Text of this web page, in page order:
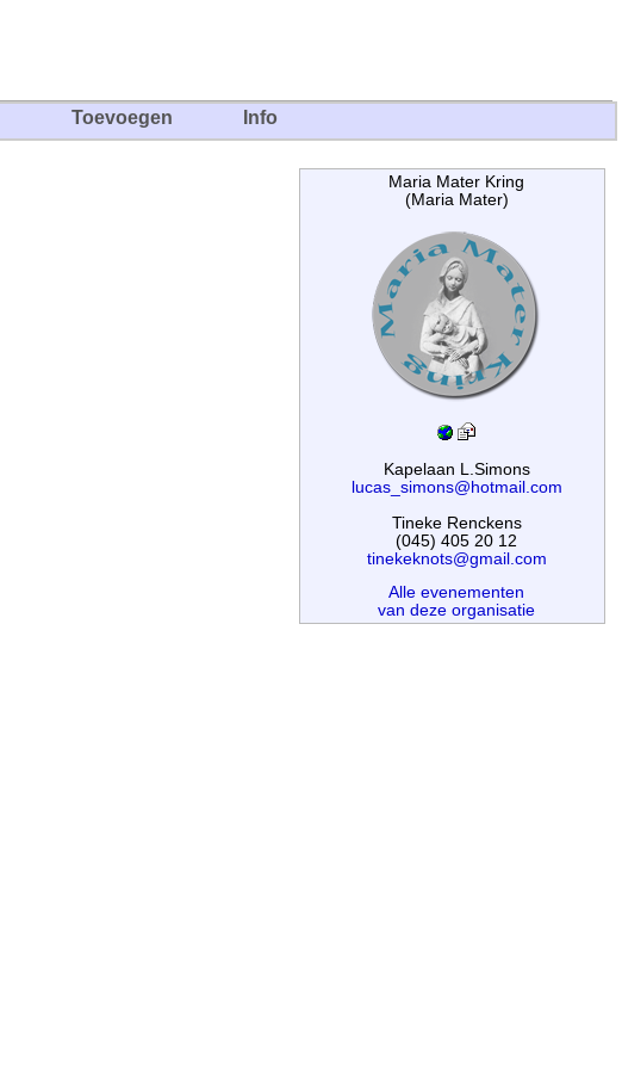
Toevoegen Info
Maria Mater Kring
(Maria Mater)
Kapelaan L.Simons
lucas_simons@hotmail.com
Tineke Renckens
(045) 405 20 12
tinekeknots@gmail.com
Alle evenementen
van deze organisatie